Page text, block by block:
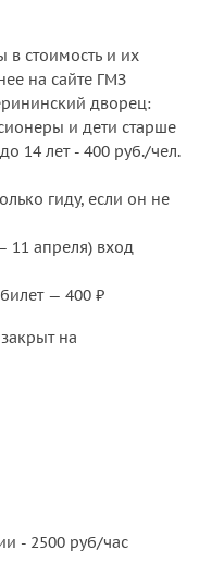
в стоимость и их
на сайте ГМЗ
дворец:
и дети старше
14 лет - 400 руб./чел.
гиду, если он не
11 апреля) вход
— 400 ₽
на
- 2500 руб/час